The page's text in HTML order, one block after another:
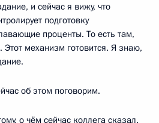
и сейчас я вижу, что
подготовку
проценты. То есть там,
Этот механизм готовится. Я знаю,
об этом поговорим.
о чём сейчас коллега сказал.